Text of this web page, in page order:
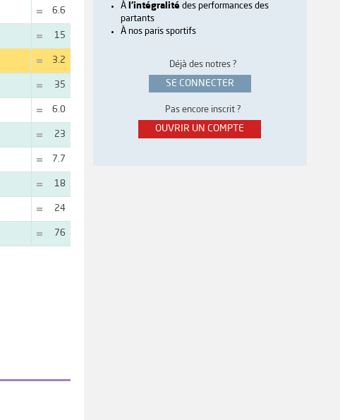
6.6
15
3.2
35
6.0
23
7.7
18
24
76
À l'intégralité des performances des
partants
À nos paris sportifs
Déjà des notres ?
SE CONNECTER
Pas encore inscrit ?
OUVRIR UN COMPTE